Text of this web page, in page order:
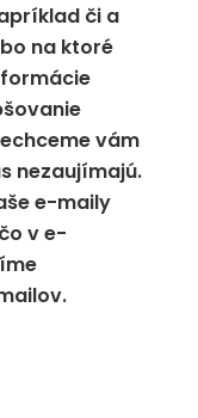
či a
na ktoré
vám
nezaujímajú.
e-maily
v e-